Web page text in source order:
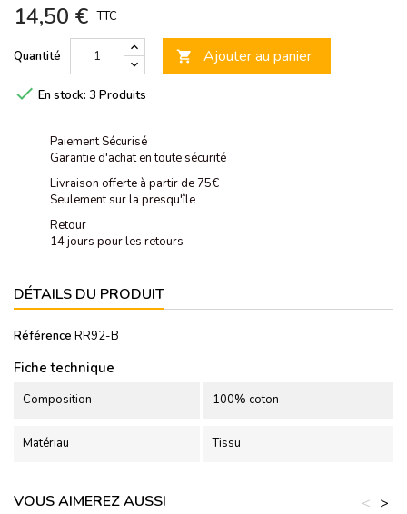
14,50 € TTC
Quantité  Ajouter au panier
 En stock: 3 Produits
Paiement Sécurisé
Garantie d'achat en toute sécurité
Livraison offerte à partir de 75€
Seulement sur la presqu'île
Retour
14 jours pour les retours
DÉTAILS DU PRODUIT
Référence RR92-B
Fiche technique
Composition 100% coton
Matériau Tissu
VOUS AIMEREZ AUSSI >
<